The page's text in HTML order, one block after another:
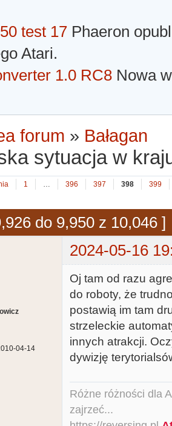
test 17 Phaeron
Atari.
1.0 RC8 Nowa
forum » Bałagan
sytuacja w
1 … 396 397 398 399
do 9,950 z 10,046 ]
2024-05-16
04-14
Oj tam od razu
do roboty, że
postawią im tam
strzeleckie
innych atrakcji.
dywizję
Różne różności dla
zajrzeć...